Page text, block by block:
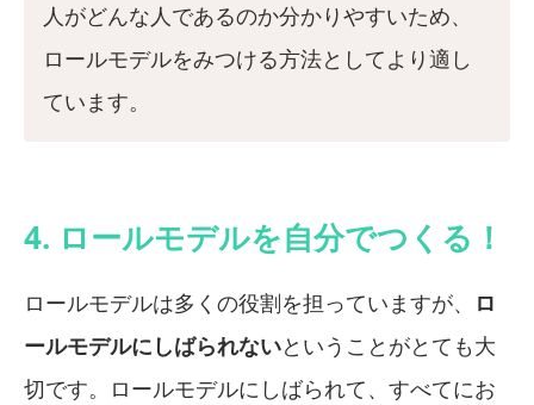
人がどんな人であるのか分かりやすいため、
ロールモデルをみつける方法としてより適し
ています。
4. ロールモデルを自分でつくる！
ロールモデルは多くの役割を担っていますが、
ロ
ールモデルにしばられないということがとても大
切です。ロールモデルにしばられて、すべてにお